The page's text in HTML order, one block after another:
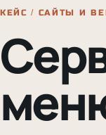
КЕЙС / САЙТЫ И